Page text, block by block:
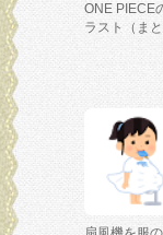
ONE PIECE
ラスト（ま